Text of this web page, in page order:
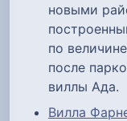
новыми
по
после
виллы Ада.
Вилла